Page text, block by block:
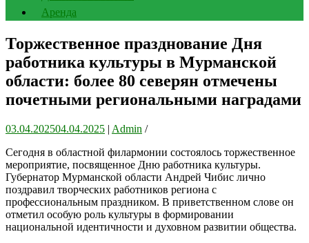
Аренда
Торжественное празднование Дня
работника культуры в Мурманской
области: более 80 северян отмечены
почетными региональными наградами
03.04.202504.04.2025 | Admin /
Сегодня в областной филармонии состоялось торжественное
мероприятие, посвященное Дню работника культуры.
Губернатор Мурманской области Андрей Чибис лично
поздравил творческих работников региона с
профессиональным праздником. В приветственном слове он
отметил особую роль культуры в формировании
национальной идентичности и духовном развитии общества.